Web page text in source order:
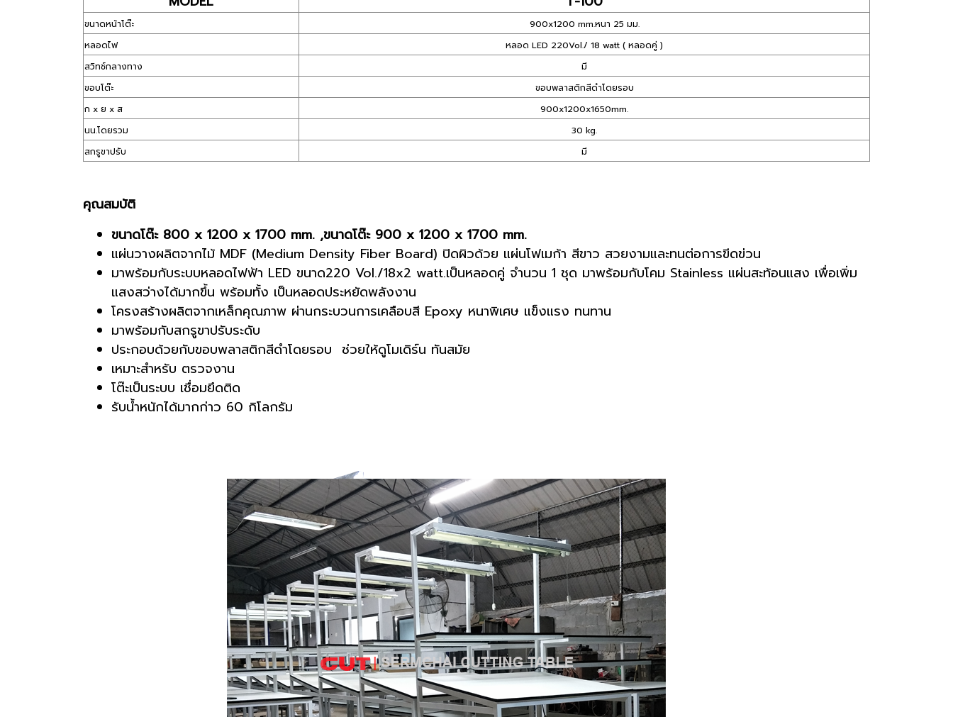
ขนาดหน้าโต๊ะ
900x1200 mm.หนา 25 มม.
หลอดไฟ
หลอด LED 220Vol./ 18 watt ( หลอดคู่ )
สวิทช์กลางทาง
มี
ขอบโต๊ะ
ขอบพลาสติกสีดำโดยรอบ
ก x ย x ส
900x1200x1650mm.
นน.โดยรวม
30 kg.
สกรูขาปรับ
มี
คุณสมบัติ
ขนาดโต๊ะ 800 x 1200 x 1700 mm. ,ขนาดโต๊ะ 900 x 1200 x 1700 mm.
แผ่นวางผลิตจากไม้ MDF (Medium Density Fiber Board) ปิดผิวด้วย แผ่นโฟเมก้า สีขาว สวยงามและทนต่อการขีดข่วน
มาพร้อมกับระบบหลอดไฟฟ้า LED ขนาด220 Vol./18x2 watt.เป็นหลอดคู่ จำนวน 1 ชุด มาพร้อมกับโคม Stainless แผ่นสะท้อนแสง เพื่อเพิ่ม
แสงสว่างได้มากขึ้น พร้อมทั้ง เป็นหลอดประหยัดพลังงาน
โครงสร้างผลิตจากเหล็กคุณภาพ ผ่านกระบวนการเคลือบสี Epoxy หนาพิเศษ แข็งแรง ทนทาน
มาพร้อมกับสกรูขาปรับระดับ
ประกอบด้วยกับขอบพลาสติกสีดำโดยรอบ ช่วยให้ดูโมเดิร์น ทันสมัย
เหมาะสำหรับ ตรวจงาน
โต๊ะเป็นระบบ เชื่อมยึดติด
รับน้ำหนักได้มากก่าว 60 กิโลกรัม